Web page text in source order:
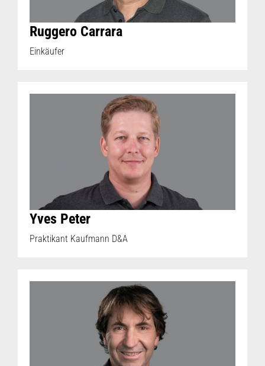
Ruggero Carrara
Einkäufer
Yves Peter
Praktikant Kaufmann D&A